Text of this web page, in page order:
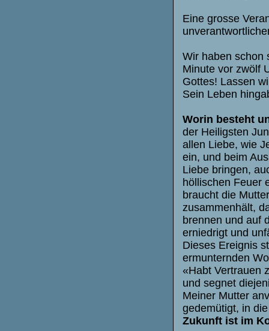
Eine grosse
Wir haben schon
Minute vor zwölf
Gottes! Lassen
Sein Leben
Worin besteht
der Heiligsten
allen Liebe, wie
ein, und beim
Liebe bringen,
höllischen Feuer
braucht die
zusammenhält,
brennen und auf
erniedrigt und
Dieses Ereignis
ermunternden
«Habt Vertrauen
und segnet
Meiner Mutter
gedemütigt, in
Zukunft ist im